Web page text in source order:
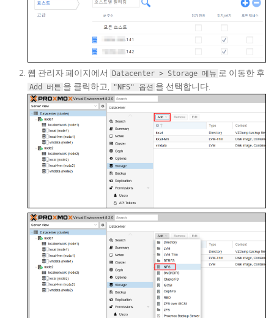
웹 관리자 페이지에서 Datacenter > Storage 메뉴 로 이동한 후
Add 버튼 을 클릭하고, "NFS" 옵션 을 선택합니다.